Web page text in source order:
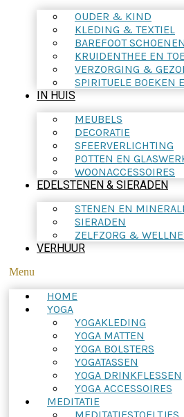
OUDER & KIND
KLEDING & TEXTIEL
BAREFOOT SCHOENEN
KRUIDENTHEE EN
VERZORGING &
SPIRITUELE BOEKEN
IN HUIS
MEUBELS
DECORATIE
SFEERVERLICHTING
POTTEN EN
WOONACCESSOIRES
EDELSTENEN & SIERADEN
STENEN EN
SIERADEN
ZELFZORG &
VERHUUR
Menu
HOME
YOGA
YOGAKLEDING
YOGA MATTEN
YOGA BOLSTERS
YOGATASSEN
YOGA DRINKFLESSEN
YOGA ACCESSOIRES
MEDITATIE